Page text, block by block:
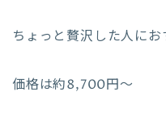
ちょっと贅沢した人にお
価格は約8,700円〜